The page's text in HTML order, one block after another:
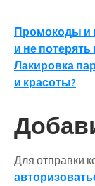
по
Промокоды и
и не потерять
Лакировка
и красоты?
Для отправки